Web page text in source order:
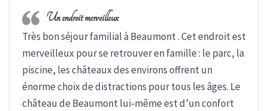
Un endroit merveilleux
Très bon séjour familial à Beaumont . Cet endroit est
merveilleux pour se retrouver en famille : le parc, la
piscine, les châteaux des environs offrent un
énorme choix de distractions pour tous les âges. Le
château de Beaumont lui-même est d’un confort